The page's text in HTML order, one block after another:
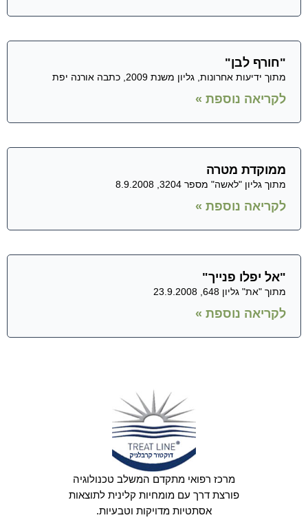
"חורף לבן"
מתוך ידיעות אחרונות, גליון משנת 2009, כתבה אורנה יפת
לקריאה נוספת »
ממוקדת מטרה
מתוך גליון "לאשה" מספר 3204, 8.9.2008
לקריאה נוספת »
"אל יפלו פנייך"
מתוך "את" גליון 648, 23.9.2008
לקריאה נוספת »
מרכז רפואי מתקדם המשלב טכנולוגיה
פורצת דרך עם מומחיות קלינית לתוצאות
אסתטיות מדויקות וטבעיות.